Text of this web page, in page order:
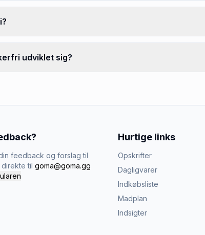
udviklet sig?
feedback og forslag til
til goma@goma.gg
Hurtige links
Opskrifter
Dagligvarer
Indkøbsliste
Madplan
Indsigter